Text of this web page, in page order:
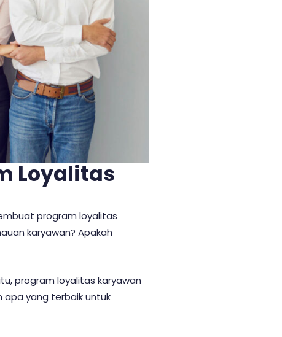
Loyalitas
program loyalitas
karyawan? Apakah
program loyalitas karyawan
apa yang terbaik untuk